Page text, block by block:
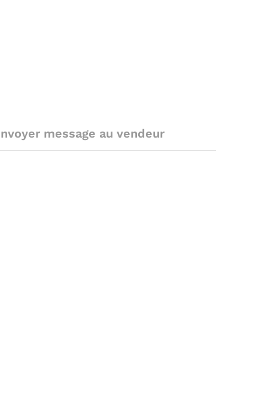
message au vendeur